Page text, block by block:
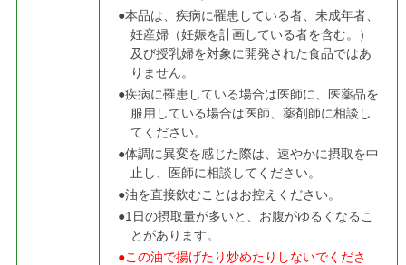
●本品は、疾病に罹患している者、未成年者、
妊産婦（妊娠を計画している者を含む。）
及び授乳婦を対象に開発された食品ではあ
りません。
●疾病に罹患している場合は医師に、医薬品を
服用している場合は医師、薬剤師に相談し
てください。
●体調に異変を感じた際は、速やかに摂取を中
止し、医師に相談してください。
●油を直接飲むことはお控えください。
●1日の摂取量が多いと、お腹がゆるくなるこ
とがあります。
●この油で揚げたり炒めたりしないでくださ